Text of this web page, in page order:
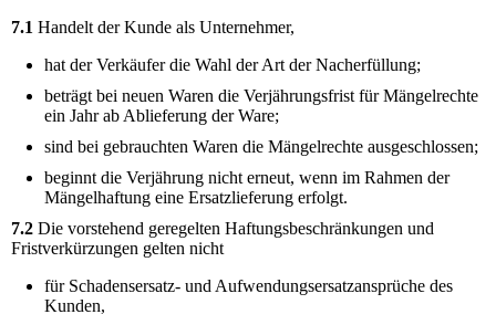
7.1 Handelt der Kunde als Unternehmer,
hat der Verkäufer die Wahl der Art der Nacherfüllung;
beträgt bei neuen Waren die Verjährungsfrist für Mängelrechte
ein Jahr ab Ablieferung der Ware;
sind bei gebrauchten Waren die Mängelrechte ausgeschlossen;
beginnt die Verjährung nicht erneut, wenn im Rahmen der
Mängelhaftung eine Ersatzlieferung erfolgt.
7.2 Die vorstehend geregelten Haftungsbeschränkungen und
Fristverkürzungen gelten nicht
für Schadensersatz- und Aufwendungsersatzansprüche des
Kunden,